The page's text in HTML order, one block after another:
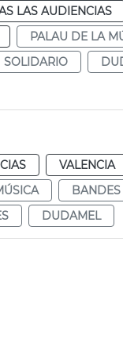
LAS AUDIENCIAS
PALAU DE LA
SOLIDARIO
VALENCIA
DUDAMEL